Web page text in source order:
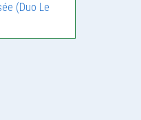
(Duo Le